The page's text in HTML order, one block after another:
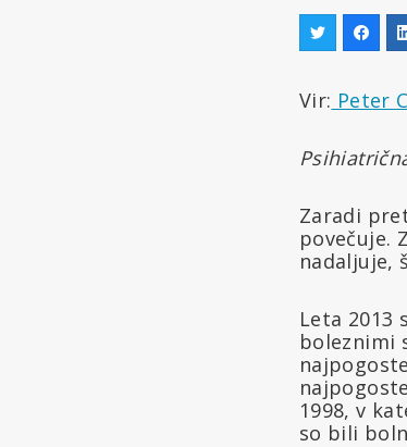
Vir: Peter
Zaradi
povečuje.
nadaljuje,
Leta 2013
boleznimi
1998, v
so bili